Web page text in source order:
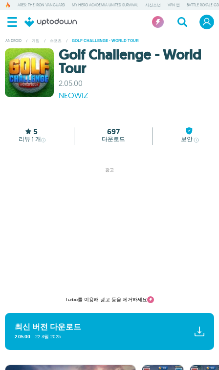
ARES: THE IRON VANGUARD MY HERO ACADEMIA UNITED SURVIVAL 사신소년 VPN 앱 BATTLE ROYALE GD
ANDROID / 게임 / 스포츠 / GOLF CHALLENGE - WORLD TOUR
Golf Challenge - World
Tour
2.05.00
NEOWIZ
5
리뷰 1 개
697
다운로드 보안
광고
Turbo를 이용해 광고 등을 제거하세요
최신 버전 다운로드
2.05.00 22 3월 2025